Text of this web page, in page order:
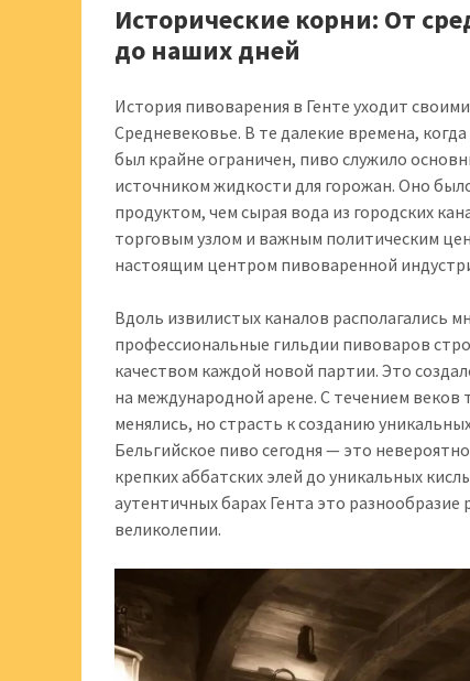
Исторические корни: От
до наших дней
История пивоварения в Генте уходит
Средневековье. В те далекие времена,
был крайне ограничен, пиво служило
источником жидкости для горожан. Оно
продуктом, чем сырая вода из городских
торговым узлом и важным политическим
настоящим центром пивоваренной
Вдоль извилистых каналов располагались
профессиональные гильдии пивоваров
качеством каждой новой партии. Это
на международной арене. С течением веков
менялись, но страсть к созданию
Бельгийское пиво сегодня — это
крепких аббатских элей до уникальных
аутентичных барах Гента это разнообразие
великолепии.